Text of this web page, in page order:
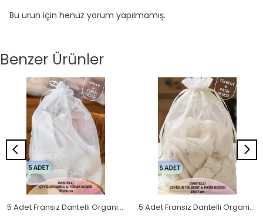
Bu ürün için henüz yorum yapılmamış.
Benzer Ürünler
5 Adet Fransız Dantelli Organize Bohça Kesesi (Havlu & Terlik Kesesi) Avantajlı Paket (35x24 cm) 5 Adet Fransız Dantelli Organize Bohça Kesesi (Tülbent & Patik Kesesi) Avantajlı Paket (28x11 cm)